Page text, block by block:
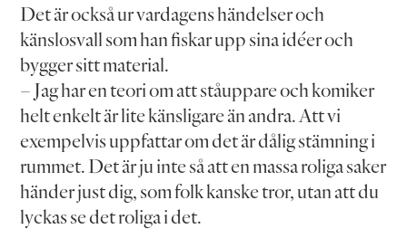
Det är också ur vardagens händelser och
känslosvall som han fiskar upp sina idéer och
bygger sitt material.
– Jag har en teori om att ståuppare och komiker
helt enkelt är lite känsligare än andra. Att vi
exempelvis uppfattar om det är dålig stämning i
rummet. Det är ju inte så att en massa roliga saker
händer just dig, som folk kanske tror, utan att du
lyckas se det roliga i det.